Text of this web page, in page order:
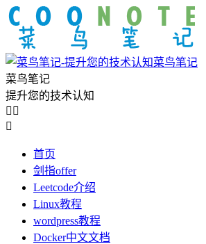
菜鸟笔记
菜鸟笔记
提升您的技术认知
 

首页
剑指offer
Leetcode介绍
Linux教程
wordpress教程
Docker中文文档